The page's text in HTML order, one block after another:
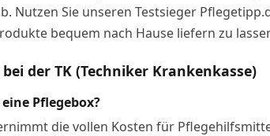
Nutzen Sie unseren Testsieger
bequem nach Hause liefern zu
der TK (Techniker Krankenkasse)
Pflegebox?
die vollen Kosten für